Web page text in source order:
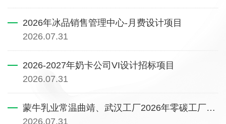
2026年冰品销售管理中心-月费设计项目
2026.07.31
2026-2027年奶卡公司VI设计招标项目
2026.07.31
蒙牛乳业常温曲靖、武汉工厂2026年零碳工厂认证及碳信用采招项目询比价公告
2026.07.31